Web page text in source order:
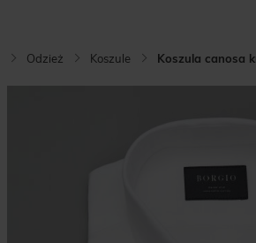
Odzież Koszule Koszula canosa